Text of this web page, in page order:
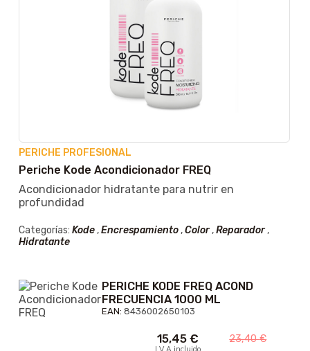
PERICHE PROFESIONAL
Periche Kode Acondicionador FREQ
Acondicionador hidratante para nutrir en
profundidad
Categorías: Kode,Encrespamiento,Color,Reparador,
Hidratante
PERICHE KODE FREQ ACOND
FRECUENCIA 1000 ML
EAN: 8436002650103
15,45 € 23,40€